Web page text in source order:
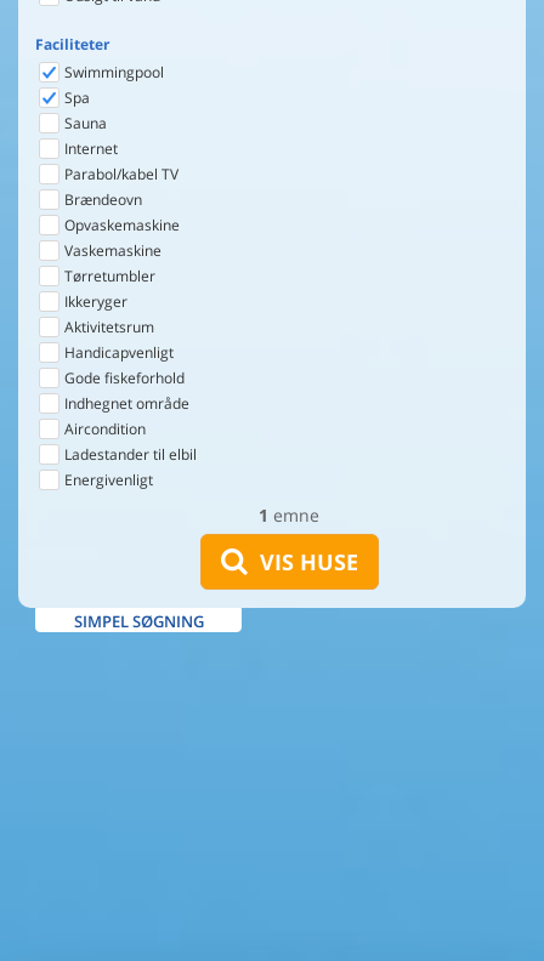
1 emne
VIS HUSE
Faciliteter
Swimmingpool
Spa
Sauna
Internet
Parabol/kabel TV
Brændeovn
Opvaskemaskine
Vaskemaskine
Tørretumbler
Ikkeryger
Aktivitetsrum
Handicapvenligt
Gode fiskeforhold
Indhegnet område
Aircondition
Ladestander til elbil
Energivenligt
SIMPEL SØGNING